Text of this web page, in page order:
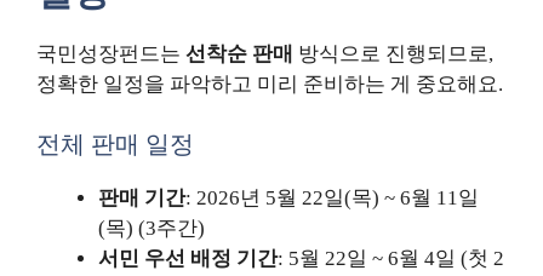
국민성장펀드는 선착순 판매 방식으로 진행되므로,
정확한 일정을 파악하고 미리 준비하는 게 중요해요.
전체 판매 일정
판매 기간: 2026년 5월 22일(목) ~ 6월 11일
(목) (3주간)
서민 우선 배정 기간: 5월 22일 ~ 6월 4일 (첫 2